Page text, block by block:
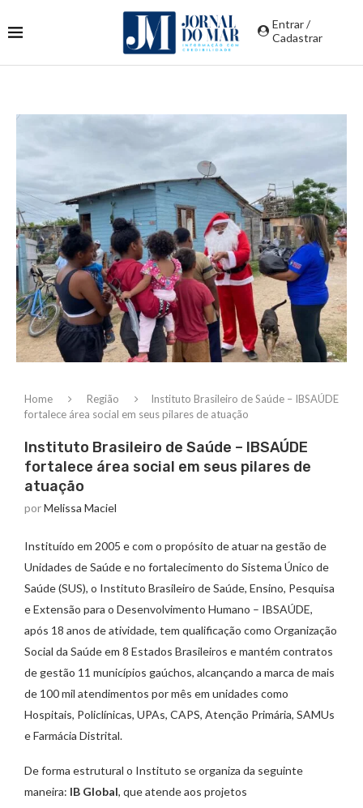
Entrar /
Cadastrar
Home Região
Instituto Brasileiro de Saúde – IBSAÚDE
fortalece área social em seus pilares de atuação
Instituto Brasileiro de Saúde – IBSAÚDE
fortalece área social em seus pilares de
atuação
porMelissa Maciel
Instituído em 2005 e com o propósito de atuar na gestão de
Unidades de Saúde e no fortalecimento do Sistema Único de
Saúde (SUS), o Instituto Brasileiro de Saúde, Ensino, Pesquisa
e Extensão para o Desenvolvimento Humano – IBSAÚDE,
após 18 anos de atividade, tem qualificação como Organização
Social da Saúde em 8 Estados Brasileiros e mantém contratos
de gestão 11 municípios gaúchos, alcançando a marca de mais
de 100 mil atendimentos por mês em unidades como
Hospitais, Policlínicas, UPAs, CAPS, Atenção Primária, SAMUs
e Farmácia Distrital.
De forma estrutural o Instituto se organiza da seguinte
maneira: IB Global, que atende aos projetos